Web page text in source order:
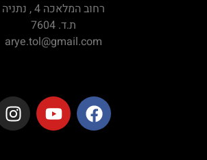
רחוב המלאכה 4 , נתניה
ת.ד. 7604
arye.tol@gmail.com